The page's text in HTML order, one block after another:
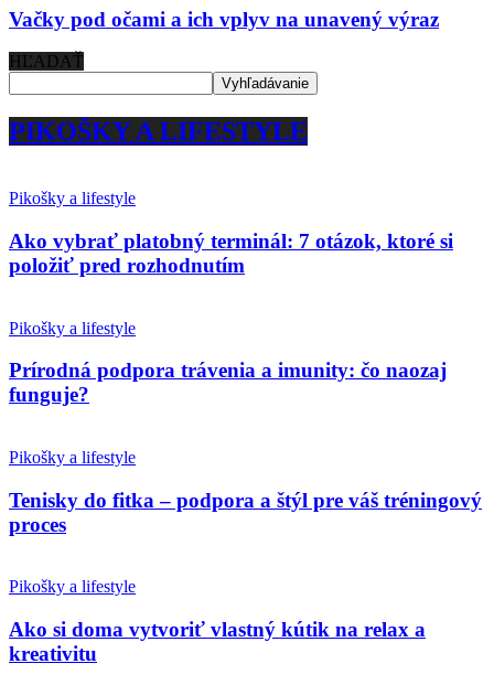
Vačky pod očami a ich vplyv na unavený výraz
HĽADAŤ
PIKOŠKY A LIFESTYLE
Pikošky a lifestyle
Ako vybrať platobný terminál: 7 otázok, ktoré si
položiť pred rozhodnutím
Pikošky a lifestyle
Prírodná podpora trávenia a imunity: čo naozaj
funguje?
Pikošky a lifestyle
Tenisky do fitka – podpora a štýl pre váš tréningový
proces
Pikošky a lifestyle
Ako si doma vytvoriť vlastný kútik na relax a
kreativitu